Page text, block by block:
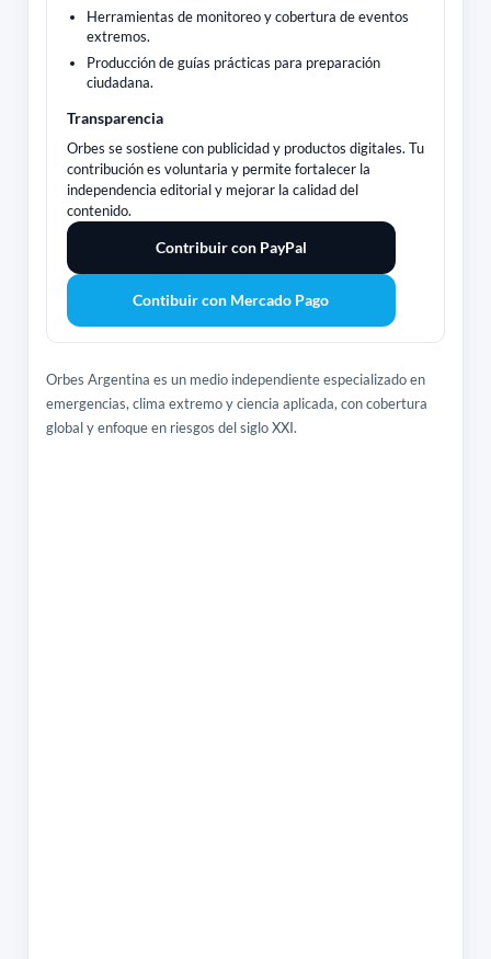
Herramientas de monitoreo y cobertura de eventos
extremos.
Producción de guías prácticas para preparación
ciudadana.
Transparencia
Orbes se sostiene con publicidad y productos digitales. Tu
contribución es voluntaria y permite fortalecer la
independencia editorial y mejorar la calidad del
contenido.
Contribuir con PayPal
Contibuir con Mercado Pago
Orbes Argentina es un medio independiente especializado en
emergencias, clima extremo y ciencia aplicada, con cobertura
global y enfoque en riesgos del siglo XXI.